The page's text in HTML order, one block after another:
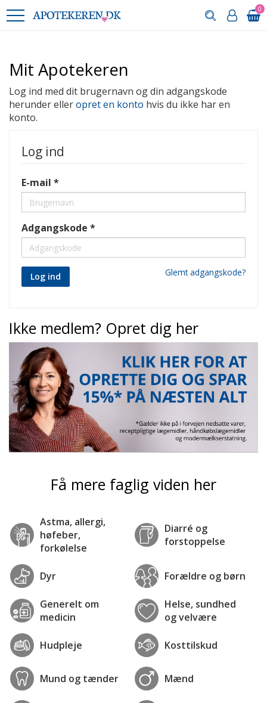
0
Mit Apotekeren
Log ind med dit brugernavn og din adgangskode
herunder elleropret en konto hvis du ikke har en
konto.
Log ind
E-mail
Adgangskode
Log ind Glemt adgangskode?
Ikke medlem? Opret dig her
Få mere faglig viden her
Astma, allergi,
høfeber,
forkølelse
Diarré og
forstoppelse
Dyr Forældre og børn
Generelt om
medicin
Helse, sundhed
og velvære
Hudpleje Kosttilskud
Mund og tænder Mænd